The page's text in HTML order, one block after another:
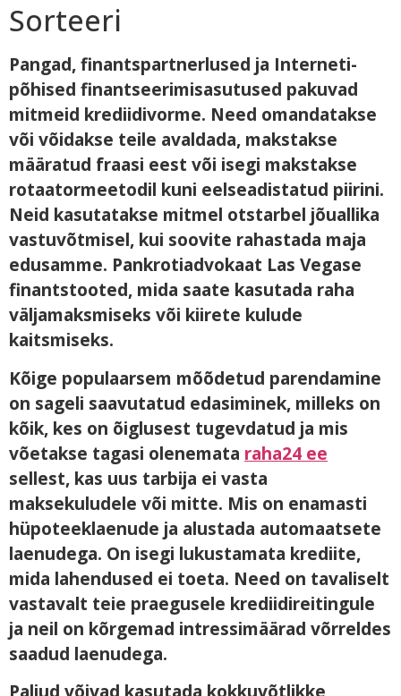
Sorteeri
Pangad, finantspartnerlused ja Interneti-
põhised finantseerimisasutused pakuvad
mitmeid krediidivorme. Need omandatakse
või võidakse teile avaldada, makstakse
määratud fraasi eest või isegi makstakse
rotaatormeetodil kuni eelseadistatud piirini.
Neid kasutatakse mitmel otstarbel jõuallika
vastuvõtmisel, kui soovite rahastada maja
edusamme. Pankrotiadvokaat Las Vegase
finantstooted, mida saate kasutada raha
väljamaksmiseks või kiirete kulude
kaitsmiseks.
Kõige populaarsem mõõdetud parendamine
on sageli saavutatud edasiminek, milleks on
kõik, kes on õiglusest tugevdatud ja mis
võetakse tagasi olenemata raha24 ee
sellest, kas uus tarbija ei vasta
maksekuludele või mitte. Mis on enamasti
hüpoteeklaenude ja alustada automaatsete
laenudega. On isegi lukustamata krediite,
mida lahendused ei toeta. Need on tavaliselt
vastavalt teie praegusele krediidireitingule
ja neil on kõrgemad intressimäärad võrreldes
saadud laenudega.
Paljud võivad kasutada kokkuvõtlikke